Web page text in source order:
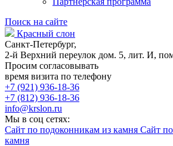
Поиск на сайте
Красный слон
Санкт-Петербург,
2-й Верхний переулок дом. 5, лит. И,
Просим согласовывать
время визита по телефону
+7 (921) 936-18-36
+7 (812) 936-18-36
info@krslon.ru
Мы в соц сетях:
Сайт по подоконникам из камня Сайт
камня